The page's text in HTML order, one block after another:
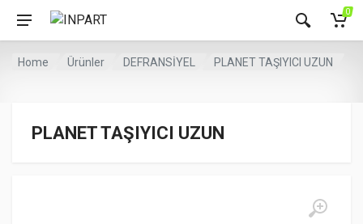
0
Home Ürünler DEFRANSİYEL PLANET TAŞIYICI UZUN
PLANET TAŞIYICI UZUN